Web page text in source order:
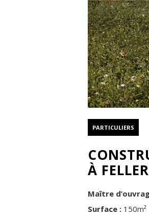
PARTICULIERS
À
Maître
Surface : 150m²